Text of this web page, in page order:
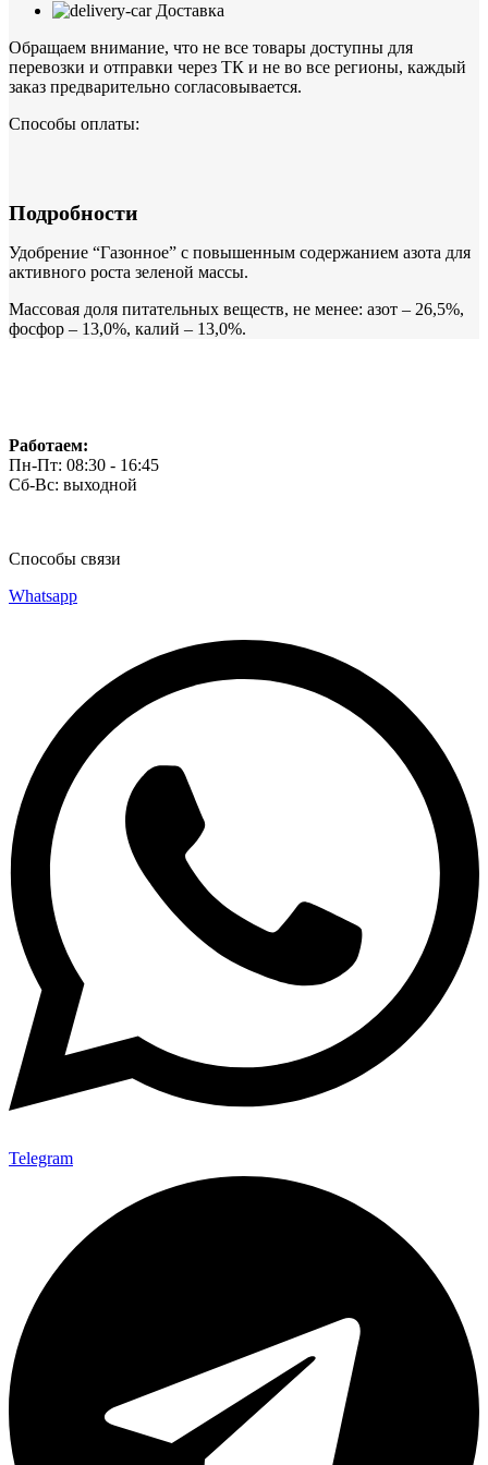
Доставка
Обращаем внимание, что не все товары доступны для
перевозки и отправки через ТК и не во все регионы, каждый
заказ предварительно согласовывается.
Способы оплаты:
Подробности
Удобрение “Газонное” с повышенным содержанием азота для
активного роста зеленой массы.
Массовая доля питательных веществ, не менее: азот – 26,5%,
фосфор – 13,0%, калий – 13,0%.
Работаем:
Пн-Пт: 08:30 - 16:45
Сб-Вс: выходной
Способы связи
Whatsapp
Telegram